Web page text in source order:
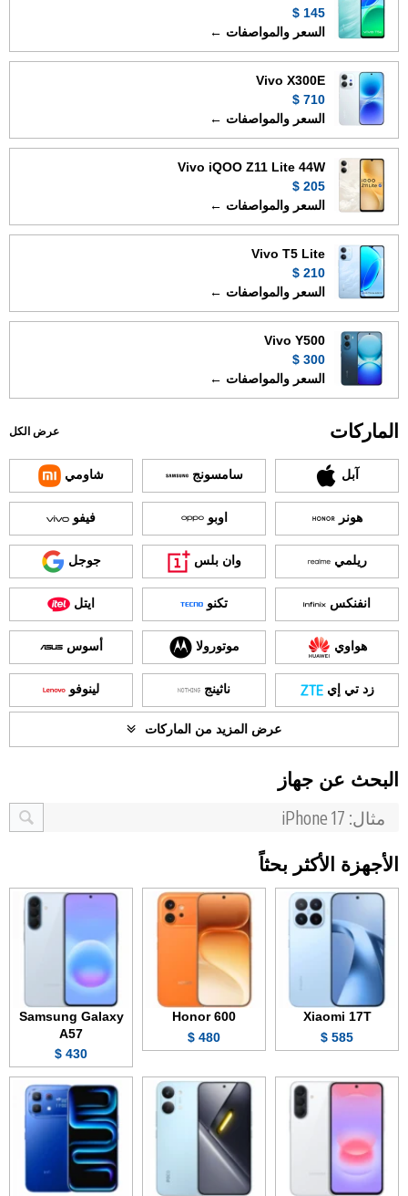
145 $
السعر والمواصفات ←
Vivo X300E
710 $
السعر والمواصفات ←
Vivo iQOO Z11 Lite 44W
205 $
السعر والمواصفات ←
Vivo T5 Lite
210 $
السعر والمواصفات ←
Vivo Y500
300 $
السعر والمواصفات ←
الماركات عرض الكل
آبل سامسونج شاومي
هونر اوبو فيفو
ريلمي وان بلس جوجل
انفنكس تكنو ايتل
هواوي موتورولا أسوس
زد تي إي ناثينج لينوفو
عرض المزيد من الماركات
البحث عن جهاز
الأجهزة الأكثر بحثاً
Xiaomi 17T
585 $
Honor 600
480 $
Samsung Galaxy
A57
430 $